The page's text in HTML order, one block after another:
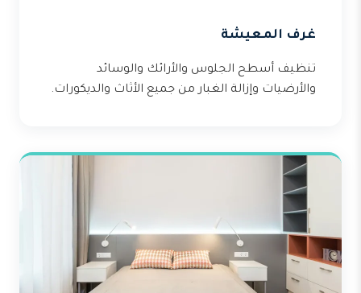
غرف المعيشة
تنظيف أسطح الجلوس والأرائك والوسائد
والأرضيات وإزالة الغبار من جميع الأثاث والديكورات.